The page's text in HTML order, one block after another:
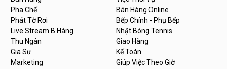
Pha Chế
Bán Hàng Online
Phát Tờ Rơi
Bếp Chính - Phụ Bếp
Live Stream B.Hàng
Nhặt Bóng Tennis
Thu Ngân
Giao Hàng
Gia Sư
Kế Toán
Marketing
Giúp Việc Theo Giờ